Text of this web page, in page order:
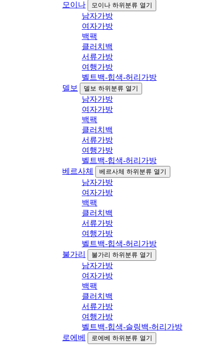
모이나
모이나 하위분류 열기
남자가방
여자가방
백팩
클러치백
서류가방
여행가방
벨트백-힙색-허리가방
델보
델보 하위분류 열기
남자가방
여자가방
백팩
클러치백
서류가방
여행가방
벨트백-힙색-허리가방
베르사체
베르사체 하위분류 열기
남자가방
여자가방
백팩
클러치백
서류가방
여행가방
벨트백-힙색-허리가방
불가리
불가리 하위분류 열기
남자가방
여자가방
백팩
클러치백
서류가방
여행가방
벨트백-힙색-슬링백-허리가방
로에베
로에베 하위분류 열기